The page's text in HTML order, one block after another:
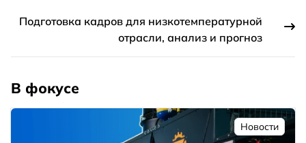
Подготовка кадров для низкотемпературной
отрасли, анализ и прогноз
В фокусе
Новости